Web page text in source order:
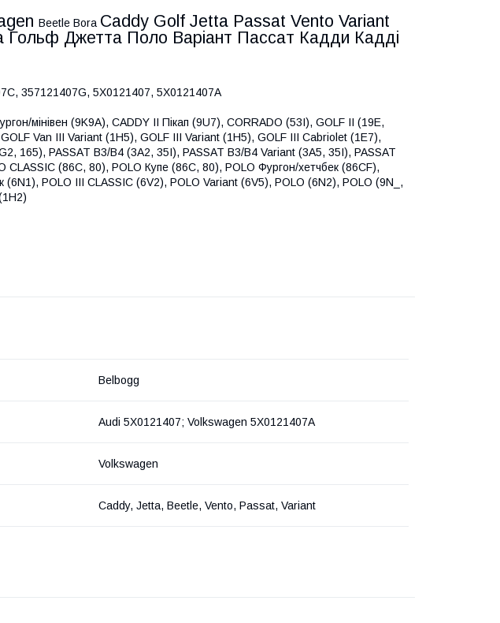
Beetle Bora Caddy Golf Jetta Passat Vento Variant
Гольф Джетта Поло Варіант Пассат Кадди Кадді
357121407G, 5X0121407, 5X0121407A
мінівен (9K9A), CADDY II Пікап (9U7), CORRADO (53I), GOLF II (19E,
Van III Variant (1H5), GOLF III Variant (1H5), GOLF III Cabriolet (1E7),
165), PASSAT B3/B4 (3A2, 35I), PASSAT B3/B4 Variant (3A5, 35I), PASSAT
(86C, 80), POLO Купе (86C, 80), POLO Фургон/хетчбек (86CF),
(6N1), POLO III CLASSIC (6V2), POLO Variant (6V5), POLO (6N2), POLO (9N_,
Belbogg
Audi 5X0121407; Volkswagen 5X0121407A
Volkswagen
Caddy, Jetta, Beetle, Vento, Passat, Variant